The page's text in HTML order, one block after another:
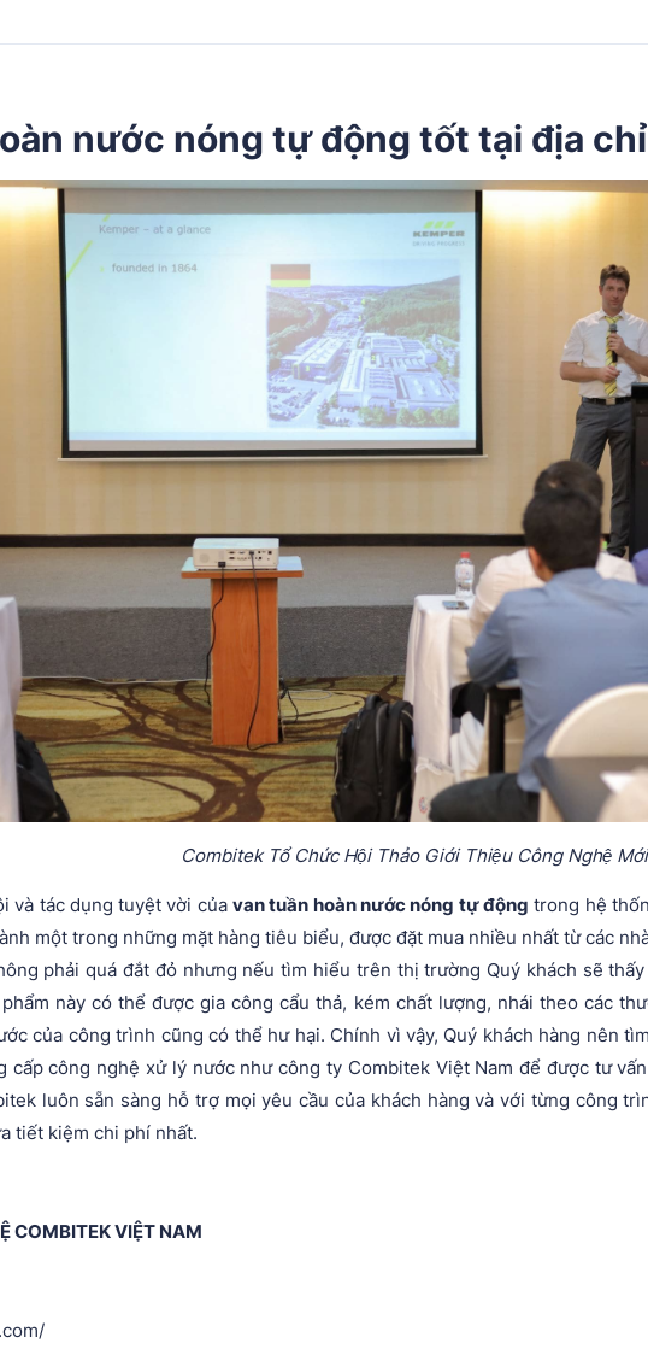
nước nóng tự động tốt tại địa
Combitek Tổ Chức Hội Thảo Giới Thiệu Công Nghệ Mới
và tác dụng tuyệt vời củavan tuần hoàn nước nóng tự động trong hệ
một trong những mặt hàng tiêu biểu, được đặt mua nhiều nhất từ các
phải quá đắt đỏ nhưng nếu tìm hiểu trên thị trường Quý khách sẽ
này có thể được gia công cẩu thả, kém chất lượng, nhái theo các
của công trình cũng có thể hư hại. Chính vì vậy, Quý khách hàng nên
công nghệ xử lý nước như công ty Combitek Việt Nam để được tư
luôn sẵn sàng hỗ trợ mọi yêu cầu của khách hàng và với từng công
tiết kiệm chi phí nhất.
COMBITEK VIỆT NAM